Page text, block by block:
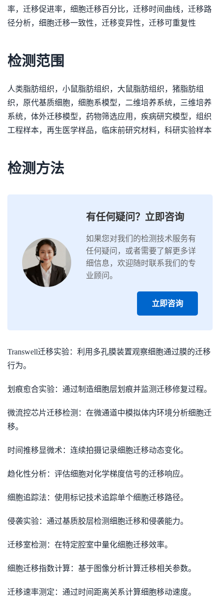
率，迁移促进率，细胞迁移百分比，迁移时间曲线，迁移路
径分析，细胞迁移一致性，迁移变异性，迁移可重复性
检测范围
人类脂肪组织，小鼠脂肪组织，大鼠脂肪组织，猪脂肪组
织，原代基质细胞，细胞系模型，二维培养系统，三维培养
系统，体外迁移模型，药物筛选应用，疾病研究模型，组织
工程样本，再生医学样品，临床前研究材料，科研实验样本
检测方法
有任何疑问？立即咨询
如果您对我们的检测技术服务有
任何疑问，或者需要了解更多详
细信息，欢迎随时联系我们的专
业顾问。
立即咨询
Transwell迁移实验：利用多孔膜装置观察细胞通过膜的迁移
行为。
划痕愈合实验：通过制造细胞层划痕并监测迁移修复过程。
微流控芯片迁移检测：在微通道中模拟体内环境分析细胞迁
移。
时间推移显微术：连续拍摄记录细胞迁移动态变化。
趋化性分析：评估细胞对化学梯度信号的迁移响应。
细胞追踪法：使用标记技术追踪单个细胞迁移路径。
侵袭实验：通过基质胶层检测细胞迁移和侵袭能力。
迁移室检测：在特定腔室中量化细胞迁移效率。
细胞迁移指数计算：基于图像分析计算迁移相关参数。
迁移速率测定：通过时间距离关系计算细胞移动速度。